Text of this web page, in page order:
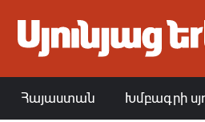
Հայաստան Խմբագրի